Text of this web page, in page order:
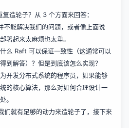
造轮子？从 3 个方面来回答：
能解决我们的问题，或者像上面说
署起来太麻烦也太重。
么 Raft 可以保证一致性（这通常可以
到解答）？但是到底该怎么实现？
开发分布式系统的程序员，如果能够
的核心算法，那么对如何合理设计一
。
们就有足够的动力来造轮子了，接下来